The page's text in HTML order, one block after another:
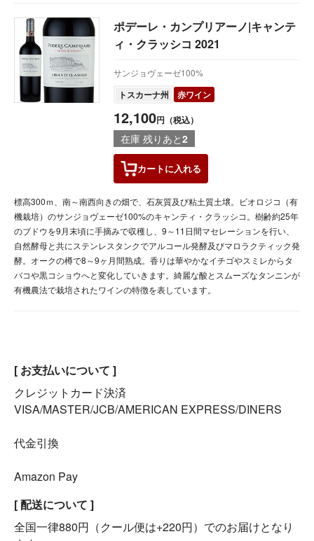
ポデーレ・カンプリアーノ|キャンテ
ィ・クラッシコ 2021
サンジョヴェーゼ100%
トスカーナ州 赤ワイン
12,100円（税込）
在庫 残りあと2
カートに入れる
標高300ｍ、南～南西向きの畑で、石灰質及び粘土質土壌。ビオロジコ（有
機栽培）のサンジョヴェーゼ100%のキャンティ・クラッシコ。樹齢約25年
のブドウを9月末頃に手摘みで収穫し、9～11日間マセレーションを行い、
自然酵母と共にステンレスタンクでアルコール発酵及びマロラクティック発
酵。オークの樽で8～9ヶ月間熟成。香りは華やかなイチゴやスミレからタ
バコや黒コショウへと変化していきます。綺麗な酸とスムーズなタンニンが
有機農法で栽培されたワインの特徴を表しています。
[ お支払いについて ]
クレジットカード決済
VISA/MASTER/JCB/AMERICAN EXPRESS/DINERS
代金引換
Amazon Pay
[ 配送について ]
全国一律880円（クール便は+220円）でのお届けとなり